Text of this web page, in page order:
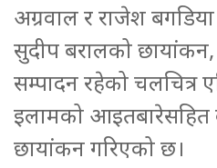
अग्रवाल र राजेश
सुदीप बरालको छायांकन,
सम्पादन रहेको चलचित्र
इलामको आइतबारेसहित
छायांकन गरिएको छ।